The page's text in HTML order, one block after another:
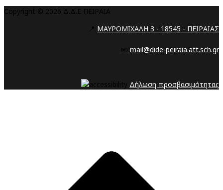
Copyright © 2026 Δ.Δ.Ε ΠΕΙΡΑΙΑ
📍 ΜΑΥΡΟΜΙΧΑΛΗ 3 - 18545 - ΠΕΙΡΑΙΑΣ
📧 mail@dide-peiraia.att.sch.gr
Δήλωση προσβασιμότητας